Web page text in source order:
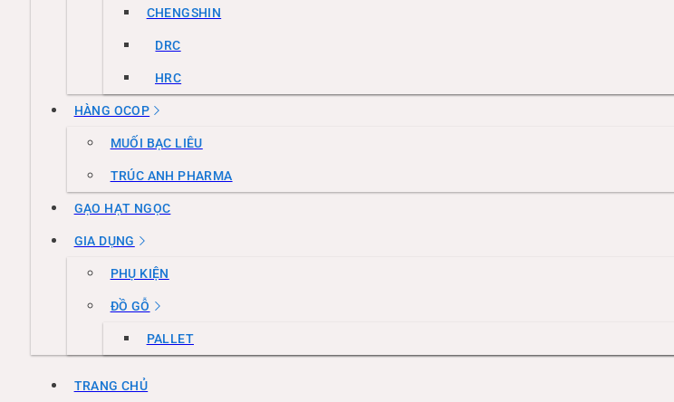
CHENGSHIN
DRC
HRC
HÀNG OCOP
MUỐI BẠC LIÊU
TRÚC ANH PHARMA
GẠO HẠT NGỌC
GIA DỤNG
PHỤ KIỆN
ĐỒ GỖ
PALLET
TRANG CHỦ